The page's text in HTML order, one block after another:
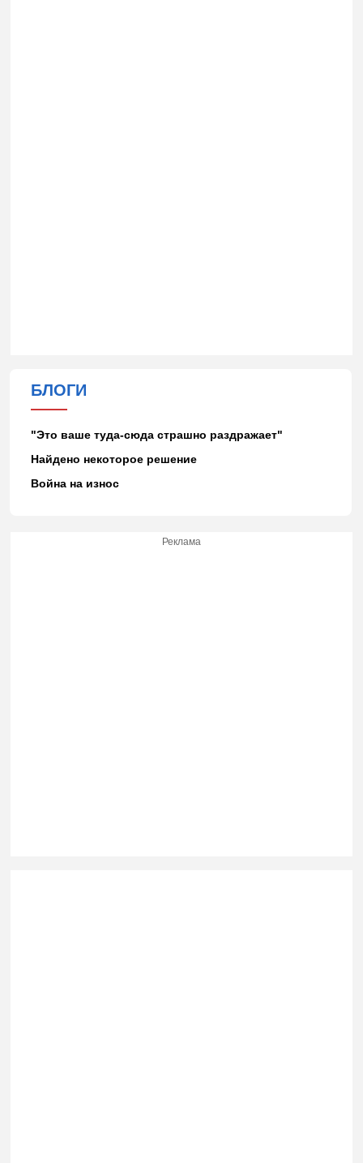
БЛОГИ
"Это ваше туда-сюда страшно раздражает"
Найдено некоторое решение
Война на износ
Реклама